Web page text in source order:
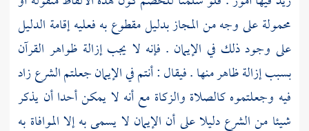
محمولة على وجه من المجاز بدليل مقطوع به فعليه إقامة الدليل
على وجود ذلك في الإيمان . فإنه لا يجب إزالة ظواهر القرآن
بسبب إزالة ظاهر منها . فيقال : أنتم في الإيمان جعلتم الشرع زاد
فيه وجعلتموه كالصلاة والزكاة مع أنه لا يمكن أحدا أن يذكر
شيئا من الشرع دليلا على أن الإيمان لا يسمى به إلا الموافاة به